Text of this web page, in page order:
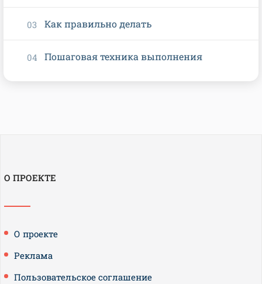
Как правильно делать
Пошаговая техника выполнения
О ПРОЕКТЕ
О проекте
Реклама
Пользовательское соглашение